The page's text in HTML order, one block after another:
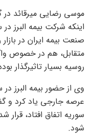
موسی رضایی میرقائد در
اینکه شرکت بیمه البرز
صنعت بیمه ایران در
متقابل، هم در خصوص
روسیه بسیار تاثیرگذار
وی از حضور بیمه البرز
عرصه جارجی یاد کرد و
سوریه اتفاق افتاد، قرار
شود.